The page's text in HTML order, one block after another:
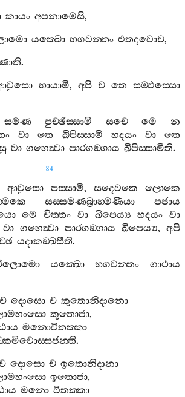
කායං අපනාමෙසි,
යක‍්ඛො භගවන‍්තං එතදවොච,
.
භායාමි, අපි ච තෙ සම‍්ඵස‍්සො
සමණ පුච‍්ඡිස‍්සාමි සචෙ මෙ
න
වා තෙ ඛිපිස‍්සාමි හදයං වා
තෙ
වා ගහෙත්‍වා පාරගඞ‍්ගාය ඛිපිස‍්සාමීති.
84
ආවුසො පස‍්සාමි,සදෙවකෙ
ලොකෙ
සස‍්සමණබ්‍රාහ‍්මණියා
පජාය
මෙ චිත‍්තං වා ඛිපෙය්‍ය හදයං වා
වා ගහෙත්‍වා පාරගඞ‍්ගාය ඛිපෙය්‍ය, අපි
යදාකඞ‍්ඛසීති.
යක‍්ඛො භගවන‍්තං
ගාථාය
ච දොසො ච කුතොනිදානො
කුතොජා,
මනොවිතක‍්කා
.
දොසො ච ඉතොනිදානා
ඉතොජා,
මනො විතක‍්කා